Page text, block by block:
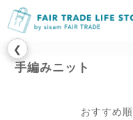
❮
手編みニット
おすすめ順